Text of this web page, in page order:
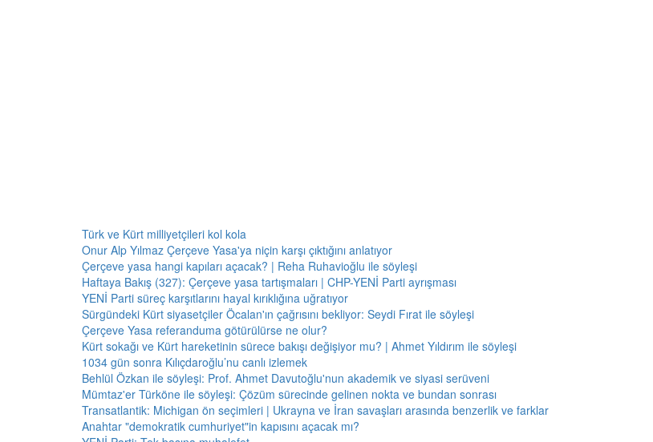
Türk ve Kürt milliyetçileri kol kola
Onur Alp Yılmaz Çerçeve Yasa'ya niçin karşı çıktığını anlatıyor
Çerçeve yasa hangi kapıları açacak? | Reha Ruhavioğlu ile söyleşi
Haftaya Bakış (327): Çerçeve yasa tartışmaları | CHP-YENİ Parti ayrışması
YENİ Parti süreç karşıtlarını hayal kırıklığına uğratıyor
Sürgündeki Kürt siyasetçiler Öcalan'ın çağrısını bekliyor: Seydi Fırat ile söyleşi
Çerçeve Yasa referanduma götürülürse ne olur?
Kürt sokağı ve Kürt hareketinin sürece bakışı değişiyor mu? | Ahmet Yıldırım ile söyleşi
1034 gün sonra Kılıçdaroğlu’nu canlı izlemek
Behlül Özkan ile söyleşi: Prof. Ahmet Davutoğlu'nun akademik ve siyasi serüveni
Mümtaz'er Türköne ile söyleşi: Çözüm sürecinde gelinen nokta ve bundan sonrası
Transatlantik: Michigan ön seçimleri | Ukrayna ve İran savaşları arasında benzerlik ve farklar
Anahtar "demokratik cumhuriyet"in kapısını açacak mı?